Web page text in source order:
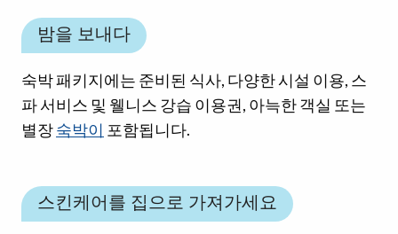
밤을 보내다
숙박 패키지에는 준비된 식사, 다양한 시설 이용, 스
파 서비스 및 웰니스 강습 이용권, 아늑한 객실 또는
별장숙박이 포함됩니다.
스킨케어를 집으로 가져가세요